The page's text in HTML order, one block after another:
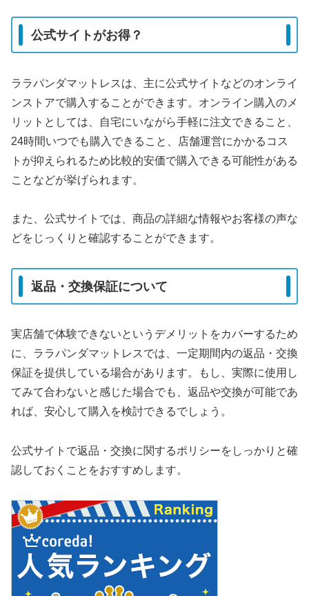
公式サイトがお得？
ララパンダマットレスは、主に公式サイトなどのオンライ
ンストアで購入することができます。オンライン購入のメ
リットとしては、自宅にいながら手軽に注文できること、
24時間いつでも購入できること、店舗運営にかかるコス
トが抑えられるため比較的安価で購入できる可能性がある
ことなどが挙げられます。
また、公式サイトでは、商品の詳細な情報やお客様の声な
どをじっくりと確認することができます。
返品・交換保証について
実店舗で体験できないというデメリットをカバーするため
に、ララパンダマットレスでは、一定期間内の返品・交換
保証を提供している場合があります。もし、実際に使用し
てみて合わないと感じた場合でも、返品や交換が可能であ
れば、安心して購入を検討できるでしょう。
公式サイトで返品・交換に関するポリシーをしっかりと確
認しておくことをおすすめします。